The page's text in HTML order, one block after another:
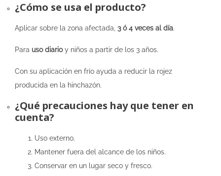
¿Cómo se usa el producto?
Aplicar sobre la zona afectada, 3 ó 4 veces al día.
Para uso diarioy niños a partir de los 3 años.
Con su aplicación en frío ayuda a reducir la rojez
producida en la hinchazón.
¿Qué precauciones hay que tener en
cuenta?
Uso externo.
Mantener fuera del alcance de los niños.
Conservar en un lugar seco y fresco.